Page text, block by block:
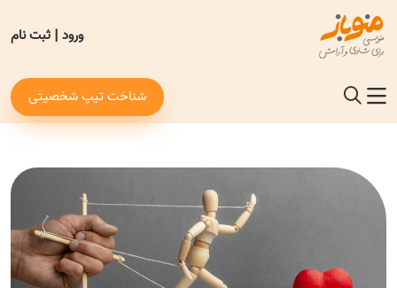
ورود| ثبت نام
شناخت تیپ شخصیتی